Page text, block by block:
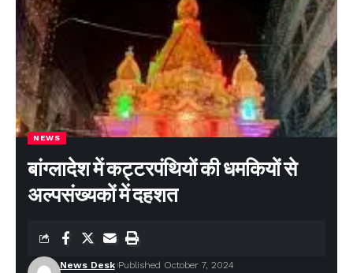
NEWS
बांग्लादेश में कट्टरपंथियों की धमकियों से
अल्पसंख्यकों में दहशत
News Desk Published October 7, 2024